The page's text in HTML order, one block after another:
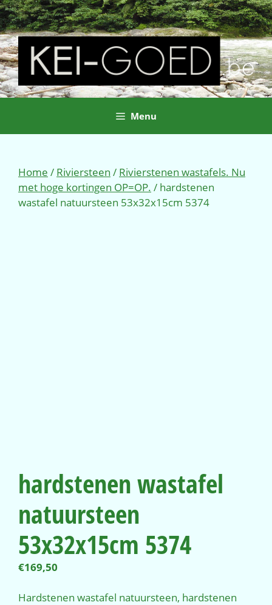
Ga
naar
de
inhoud
Menu
Home / Riviersteen / Rivierstenen wastafels. Nu
met hoge kortingen OP=OP. / hardstenen
wastafel natuursteen 53x32x15cm 5374
hardstenen wastafel
natuursteen
53x32x15cm 5374
€169,50
Hardstenen wastafel natuursteen, hardstenen